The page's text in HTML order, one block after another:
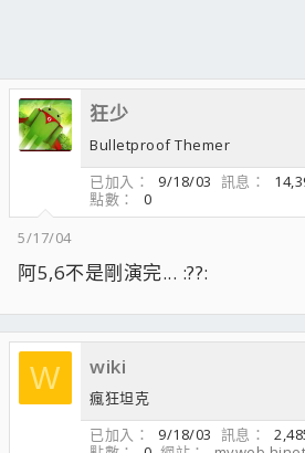
狂少
Bulletproof Themer
已加入
9/18/03 訊息
點數
0
5/17/04
阿5,6不是剛演完... :??:
W wiki
瘋狂坦克
已加入
9/18/03 訊息